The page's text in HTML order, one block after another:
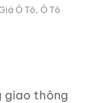
Ô Tô, Ô Tô
giao thông